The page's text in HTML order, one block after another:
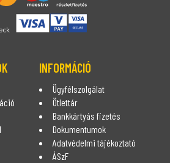
INFORMÁCIÓ
Ügyfélszolgálat
Ötlettár
Bankkártyás fizetés
Dokumentumok
Adatvédelmi tájékoztató
ÁSzF